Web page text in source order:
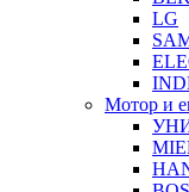
LG
Мотор и